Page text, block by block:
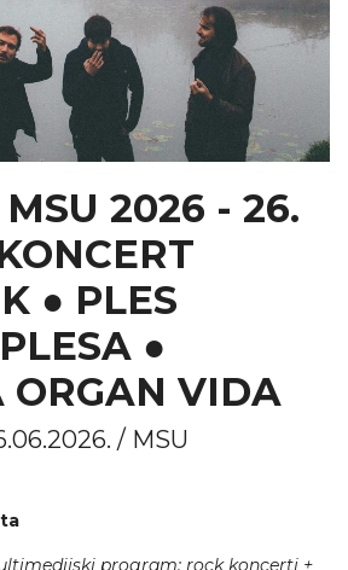
2026 - 26.
● PLES
●
ORGAN VIDA
/ MSU
program: rock koncerti +